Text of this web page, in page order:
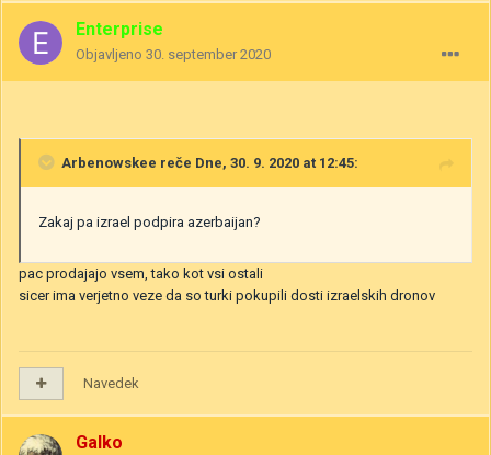
Enterprise
Objavljeno 30. september 2020
Arbenowskee reče Dne, 30. 9. 2020 at 12:45:
Zakaj pa izrael podpira azerbaijan?
pac prodajajo vsem, tako kot vsi ostali
sicer ima verjetno veze da so turki pokupili dosti izraelskih dronov
Navedek
Galko